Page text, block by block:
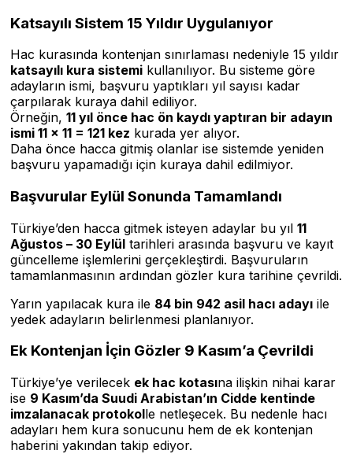
Katsayılı Sistem 15 Yıldır Uygulanıyor
Hac kurasında kontenjan sınırlaması nedeniyle 15 yıldır
katsayılı kura sistemi kullanılıyor. Bu sisteme göre
adayların ismi, başvuru yaptıkları yıl sayısı kadar
çarpılarak kuraya dahil ediliyor.
Örneğin, 11 yıl önce hac ön kaydı yaptıran bir adayın
ismi 11 x 11 = 121 kez kurada yer alıyor.
Daha önce hacca gitmiş olanlar ise sistemde yeniden
başvuru yapamadığı için kuraya dahil edilmiyor.
Başvurular Eylül Sonunda Tamamlandı
Türkiye’den hacca gitmek isteyen adaylar bu yıl 11
Ağustos – 30 Eylül tarihleri arasında başvuru ve kayıt
güncelleme işlemlerini gerçekleştirdi. Başvuruların
tamamlanmasının ardından gözler kura tarihine çevrildi.
Yarın yapılacak kura ile 84 bin 942 asil hacı adayı ile
yedek adayların belirlenmesi planlanıyor.
Ek Kontenjan İçin Gözler 9 Kasım’a Çevrildi
Türkiye’ye verilecek ek hac kotasına ilişkin nihai karar
ise 9 Kasım’da Suudi Arabistan’ın Cidde kentinde
imzalanacak protokolle netleşecek. Bu nedenle hacı
adayları hem kura sonucunu hem de ek kontenjan
haberini yakından takip ediyor.